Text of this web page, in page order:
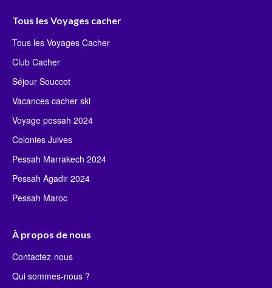
Tous les Voyages cacher
Tous les Voyages Cacher
Club Cacher
Séjour Souccot
Vacances cacher ski
Voyage pessah 2024
Colonies Juives
Pessah Marrakech 2024
Pessah Agadir 2024
Pessah Maroc
À propos de nous
Contactez-nous
Qui sommes-nous ?